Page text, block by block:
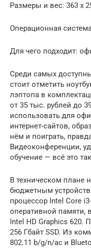
Размеры и вес: 363 x
Операционная
Для чего подходит:
Среди самых
стоит отметить
лэптопа в
от 35 тыс. рублей до
использовать для
интернет-сайтов,
нём и поиграть,
Видеоконференции,
обучение — всё это
В техническом плане
бюджетным
процессор Intel Core
оперативной памяти,
Intel HD Graphics 620.
256 Гбайт SSD. Из
802.11 b/g/n/ac и